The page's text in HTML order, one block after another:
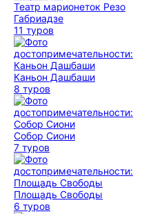
Театр марионеток Резо
Габриадзе
11 туров
Каньон Дашбаши
8 туров
Собор Сиони
7 туров
Площадь Свободы
6 туров